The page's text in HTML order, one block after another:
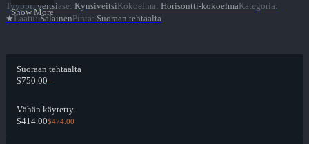
Show More
Tyyppi: veitsiase: KynsiveitsiKokoelma: Horisontti-kokoelmaKategoria:
★Laatu: SalainenPinta: Suoraan tehtaalta
Suoraan tehtaalta
$750.00--
Vähän käytetty
$414.00$474.00